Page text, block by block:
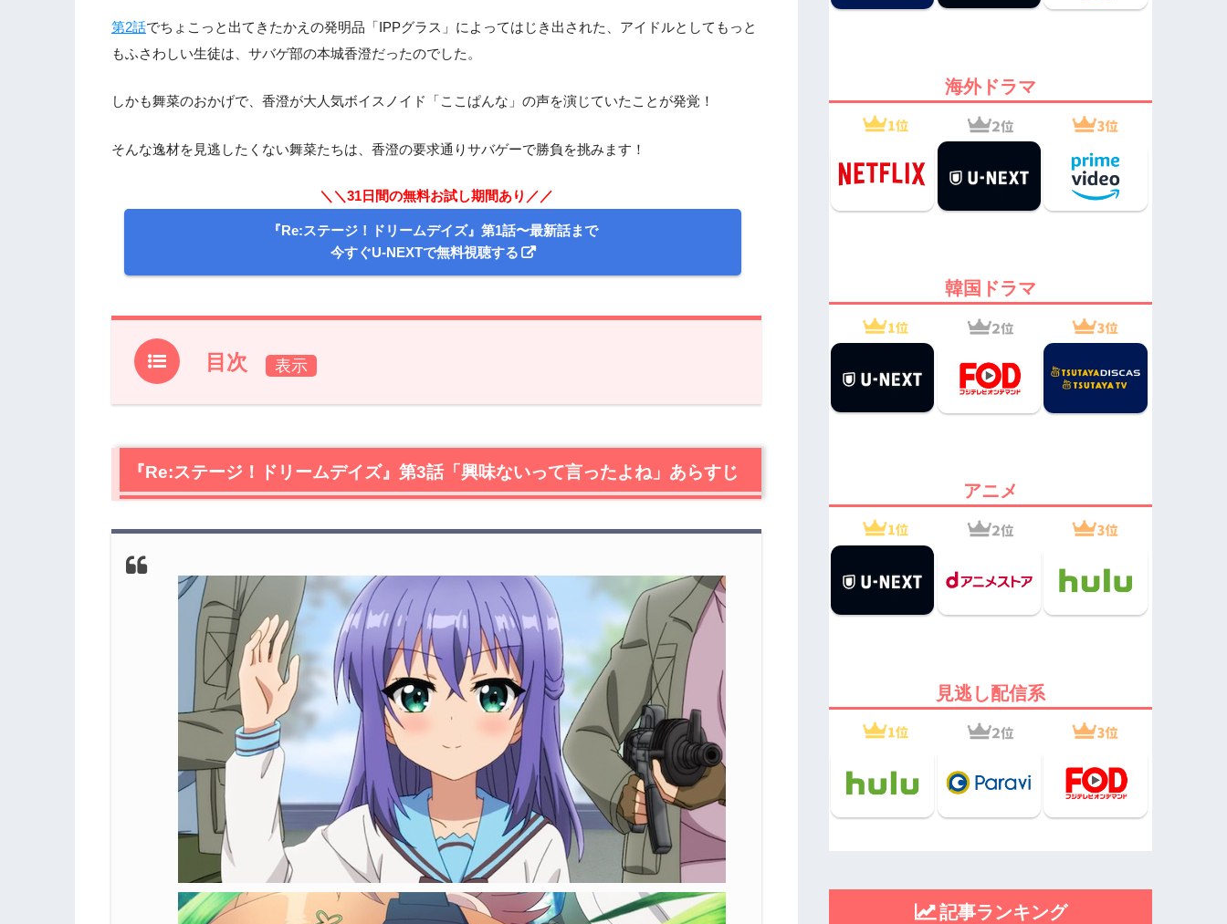
第2話でちょこっと出てきたかえの発明品「IPPグラス」によってはじき出された、アイドルとしてもっと
もふさわしい生徒は、サバゲ部の本城香澄だったのでした。
しかも舞菜のおかげで、香澄が大人気ボイスノイド「ここぱんな」の声を演じていたことが発覚！
そんな逸材を見逃したくない舞菜たちは、香澄の要求通りサバゲーで勝負を挑みます！
＼＼31日間の無料お試し期間あり／／
『Re:ステージ！ドリームデイズ』第1話〜最新話まで
今すぐU-NEXTで無料視聴する
目次
1.『Re:ステージ！ドリームデイズ』第3話「興味ないって言ったよね」あらすじ
3.【ネタバレ】『Re:ステージ！ドリームデイズ』第3話「興味ないって言ったよね」感想レビ
ュー
3.1学校でアイドルにもっともふさわしい生徒は！？
3.3大人気ボイスノイド「ここぱんな」の正体とは！？
3.4 香澄を諦めきれない！謡舞踊部入部をかけてサバゲを挑む！
またもや大活躍！ITを駆使してかえが大奮闘！
香澄の過去。そして彼女のアイドルへの想い！
『Re:ステージ！ドリームデイズ』第3話まとめ
『Re:ステージ！ドリームデイズ』をフルで見れるVOD一覧
『Re:ステージ！ドリームデイズ』他話のネタバレ記事一覧
『Re:ステージ！ドリームデイズ』第3話「興味ないって言ったよね」あらすじ
海外ドラマ
韓国ドラマ
アニメ
見逃し配信系
記事ランキング